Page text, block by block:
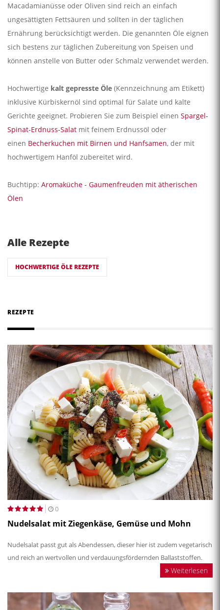
Macadamianüsse oder Oliven sind reich an einfach
ungesättigten Fettsäuren und sollten in der täglichen
Ernährung berücksichtigt werden. Die genannten Öle eignen
sich bestens zur täglichen Zubereitung von Speisen und
können anstelle von Butter oder Schmalz verwendet werden.
Hochwertige kalt gepresste Öle (Kennzeichnung am Etikett)
inklusive Kürbiskernöl sind optimal für Salate und kalte
Gerichte geeignet. Probieren Sie zum Beispiel einen Spargel-
Spinat-Erdnuss-Salat mit feinem Erdnussöl oder
einen Becherkuchen mit Birnen und Hanfsamen, der mit
hochwertigem Hanföl zubereitet wird.
Buchtipp: Aromaküche - Gaumenfreuden mit ätherischen
Ölen
Alle Rezepte
HOCHWERTIGE ÖLE REZEPTE
REZEPTE
0
Nudelsalat mit Ziegenkäse, Gemüse und Mohn
Nudelsalat passt gut als Abendessen, dieser hier ist zudem vegetarisch
und reich an wertvollen und verdauungsfördernden Ballaststoffen.
Weiterlesen